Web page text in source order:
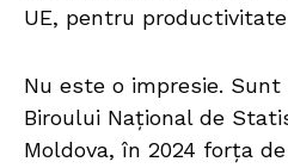
UE, pentru
Nu este o impresie.
Biroului Național de
Moldova, în 2024 forța